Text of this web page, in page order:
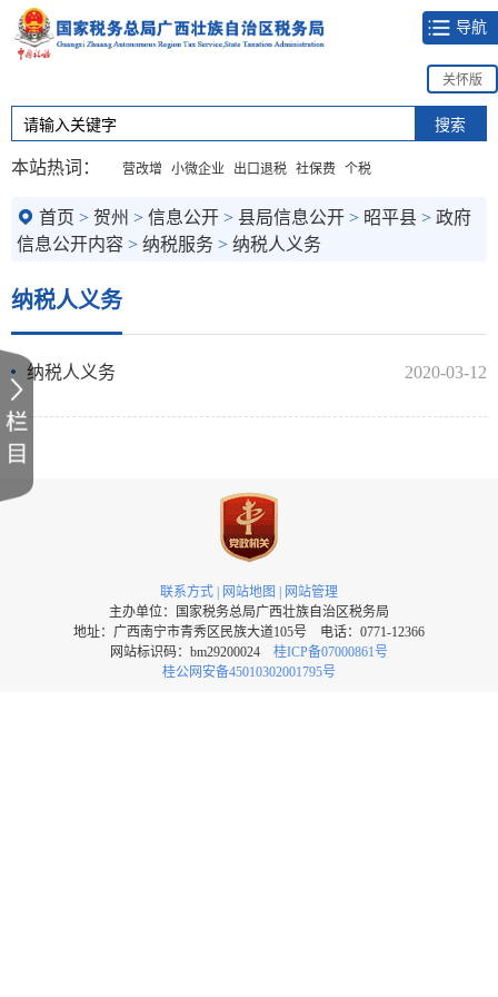
导航
关怀版
本站热词： 营改增 小微企业 出口退税 社保费 个税
首页 > 贺州 > 信息公开 > 县局信息公开 > 昭平县 > 政府
信息公开内容 > 纳税服务 > 纳税人义务
纳税人义务
2020-03-12
纳税人义务
联系方式 | 网站地图 | 网站管理
主办单位：国家税务总局广西壮族自治区税务局
地址：广西南宁市青秀区民族大道105号 电话：0771-12366
网站标识码：bm29200024 桂ICP备07000861号
桂公网安备45010302001795号